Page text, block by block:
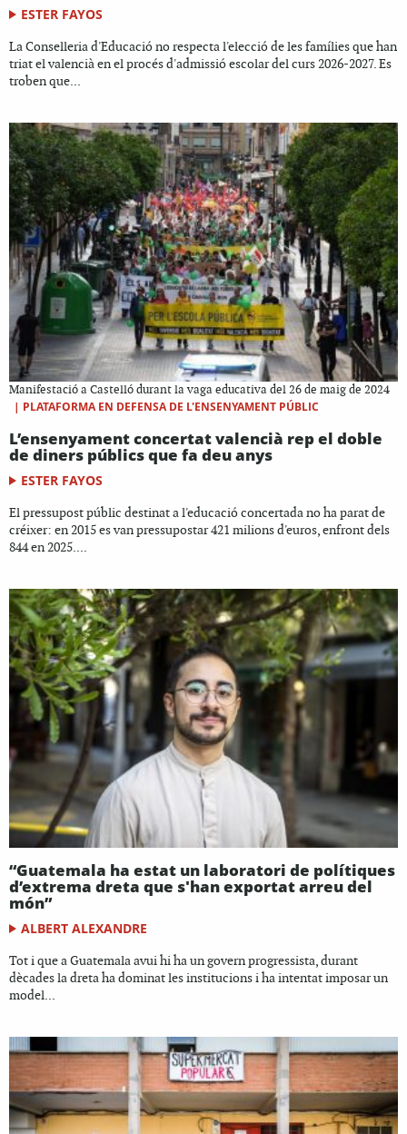
ESTER FAYOS
La Conselleria d'Educació no respecta l'elecció de les famílies que han
triat el valencià en el procés d'admissió escolar del curs 2026-2027. Es
troben que...
Manifestació a Castelló durant la vaga educativa del 26 de maig de 2024
| PLATAFORMA EN DEFENSA DE L'ENSENYAMENT PÚBLIC
L’ensenyament concertat valencià rep el doble
de diners públics que fa deu anys
ESTER FAYOS
El pressupost públic destinat a l'educació concertada no ha parat de
créixer: en 2015 es van pressupostar 421 milions d'euros, enfront dels
844 en 2025....
“Guatemala ha estat un laboratori de polítiques
d’extrema dreta que s'han exportat arreu del
món”
ALBERT ALEXANDRE
Tot i que a Guatemala avui hi ha un govern progressista, durant
dècades la dreta ha dominat les institucions i ha intentat imposar un
model...